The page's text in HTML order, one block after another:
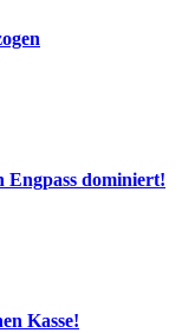
Engpass dominiert!
Kasse!